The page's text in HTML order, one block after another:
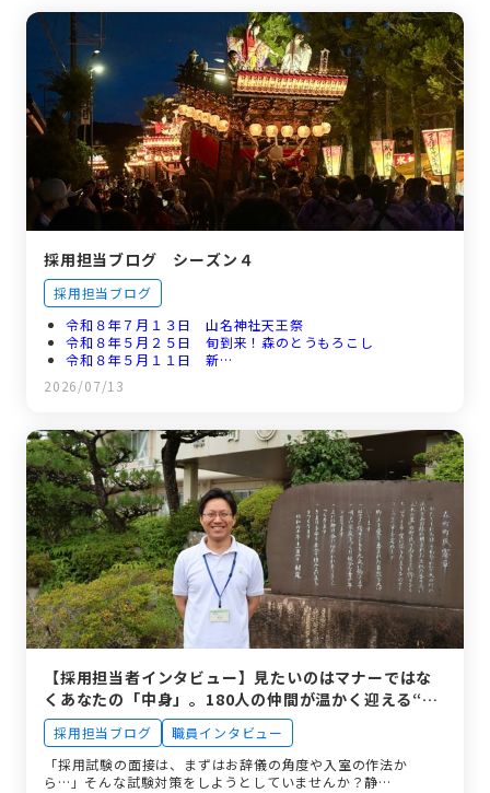
採用担当ブログ シーズン４
採用担当ブログ
令和８年７月１３日 山名神社天王祭
令和８年５月２５日 旬到来！森のとうもろこし
令和８年５月１１日 新…
令和８年４月１７日 新規採用職員研修プログラム
令和８年４月２日 新年度スタート！
2026/07/13
【採用担当者インタビュー】見たいのはマナーではな
くあなたの「中身」。180人の仲間が温かく迎える“静
岡の小さな町”のリアル
採用担当ブログ
職員インタビュー
「採用試験の面接は、まずはお辞儀の角度や入室の作法か
ら…」そんな試験対策をしようとしていませんか？静…